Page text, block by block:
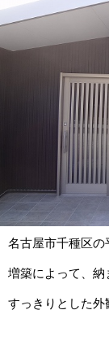
名古屋市千種区の
増築によって、納
すっきりとした外